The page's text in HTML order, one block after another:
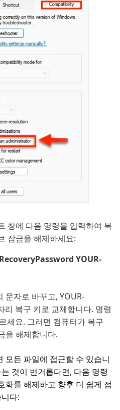
창에 다음 명령을 입력하여 복
잠금을 해제하세요:
YOUR-
문자로 바꾸고, YOUR-
리 복구 키로 교체합니다. 명령
세요. 그러면 컴퓨터가 복구
을 해제합니다.
모든 파일에 접근할 수 있습니
것이 번거롭다면, 다음 명령
화를 해제하고 향후 더 쉽게 접
다: